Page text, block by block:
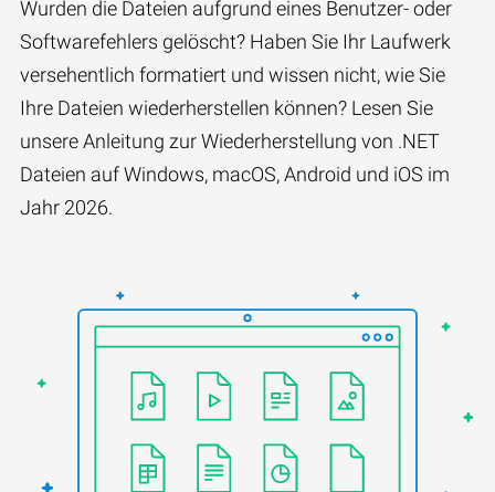
Wurden die Dateien aufgrund eines Benutzer- oder
Softwarefehlers gelöscht? Haben Sie Ihr Laufwerk
versehentlich formatiert und wissen nicht, wie Sie
Ihre Dateien wiederherstellen können? Lesen Sie
unsere Anleitung zur Wiederherstellung von .NET
Dateien auf Windows, macOS, Android und iOS im
Jahr 2026.